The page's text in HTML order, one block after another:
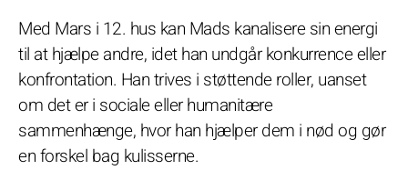
Med Mars i 12. hus kan Mads kanalisere sin energi
til at hjælpe andre, idet han undgår konkurrence eller
konfrontation. Han trives i støttende roller, uanset
om det er i sociale eller humanitære
sammenhænge, hvor han hjælper dem i nød og gør
en forskel bag kulisserne.